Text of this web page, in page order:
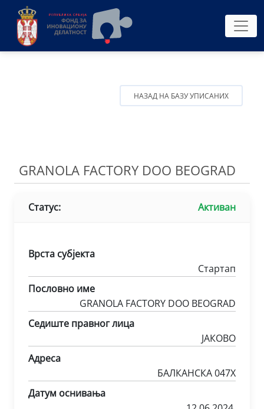
НАЗАД НА БАЗУ УПИСАНИХ
GRANOLA FACTORY DOO BEOGRAD
Статус: Активан
Врста субјекта
Стартап
Пословно име
GRANOLA FACTORY DOO BEOGRAD
Седиште правног лица
ЈАКОВО
Адреса
БАЛКАНСКА 047X
Датум оснивања